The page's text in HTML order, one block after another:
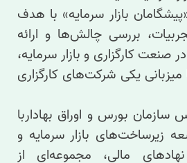
بازار سرمایه» با هدف
بررسی چالش‌ها و ارائه
صنعت کارگزاری و بازار سرمایه،
یکی شرکت‌های کارگزاری
بورس و اوراق بهاداربا
زیرساخت‌های بازار سرمایه و
مالی، مجموعه‌ای از